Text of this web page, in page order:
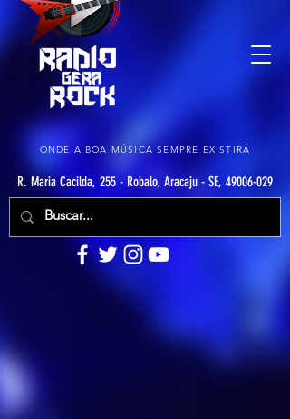
ONDE A BOA MÚSICA SEMPRE EXISTIRÁ
R. Maria Cacilda, 255 - Robalo, Aracaju - SE, 49006-029